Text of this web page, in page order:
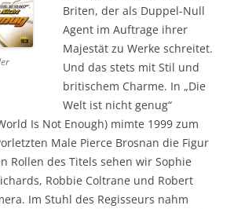
Briten, der als Duppel-Null
Agent im Auftrage ihrer
Majestät zu Werke schreitet.
Und das stets mit Stil und
britischem Charme. In „Die
Welt ist nicht genug“
Is Not Enough) mimte 1999 zum
Male Pierce Brosnan die Figur
Rollen des Titels sehen wir Sophie
Robbie Coltrane und Robert
Im Stuhl des Regisseurs nahm